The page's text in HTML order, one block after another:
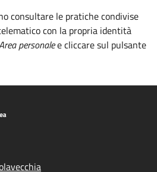
consultare le pratiche condivise
con la propria identità
personalee cliccare sul pulsante